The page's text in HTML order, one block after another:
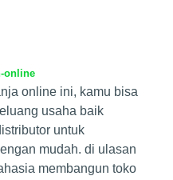
online
online ini, kamu bisa
usaha baik
untuk
mudah. di ulasan
membangun toko